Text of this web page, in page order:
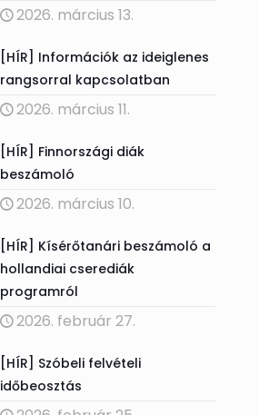
2026. március 13.
[HÍR] Információk az ideiglenes
rangsorral kapcsolatban
2026. március 11.
[HÍR] Finnországi diák
beszámoló
2026. március 10.
[HÍR] Kísérőtanári beszámoló a
hollandiai cserediák
programról
2026. február 27.
[HÍR] Szóbeli felvételi
időbeosztás